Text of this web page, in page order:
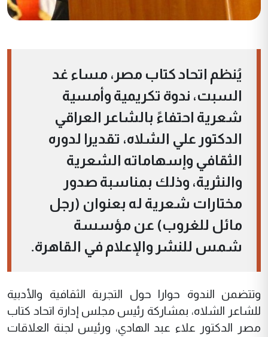
يُنظم اتحاد كتاب مصر، مساء غد
السبت، ندوة تكريمية وأمسية
شعرية احتفاءً بالشاعر العراقي
الدكتور علي الشلاه، تقديرا لدوره
الثقافي وإسهاماته الشعرية
والنثرية، وذلك بمناسبة صدور
مختارات شعرية له بعنوان (رجل
مائل للغروب) عن مؤسسة
شمس للنشر والإعلام في القاهرة.
وتتضمن الندوة حوارا حول التجربة الثقافية والأدبية
للشاعر الشلاه، بمشاركة رئيس مجلس إدارة اتحاد كتاب
مصر الدكتور علاء عبد الهادي، ورئيس لجنة العلاقات